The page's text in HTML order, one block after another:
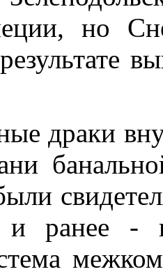
но
драки
ранее -